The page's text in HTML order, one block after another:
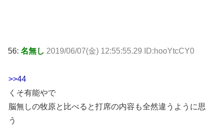
56: 名無し 2019/06/07(金) 12:55:55.29 ID:hooYtcCY0
>>44
くそ有能やで
脳無しの牧原と比べると打席の内容も全然違うように思
う